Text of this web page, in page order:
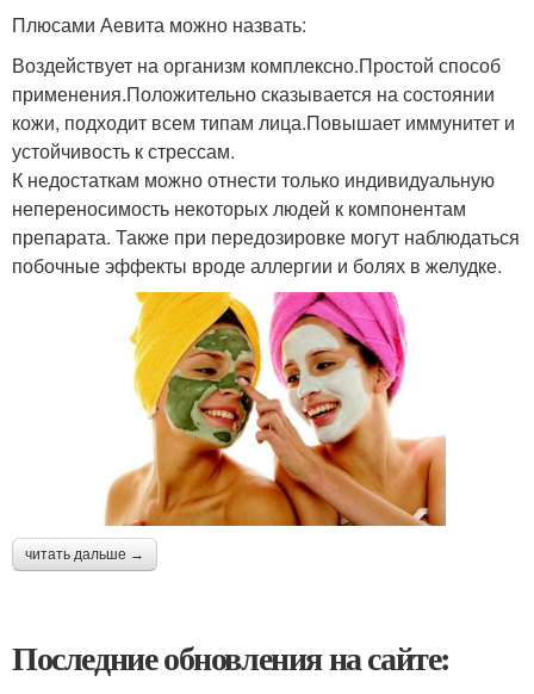
Плюсами Аевита можно назвать:
Воздействует на организм комплексно.Простой способ
применения.Положительно сказывается на состоянии
кожи, подходит всем типам лица.Повышает иммунитет и
устойчивость к стрессам.
К недостаткам можно отнести только индивидуальную
непереносимость некоторых людей к компонентам
препарата. Также при передозировке могут наблюдаться
побочные эффекты вроде аллергии и болях в желудке.
читать дальше →
Последние обновления на сайте: